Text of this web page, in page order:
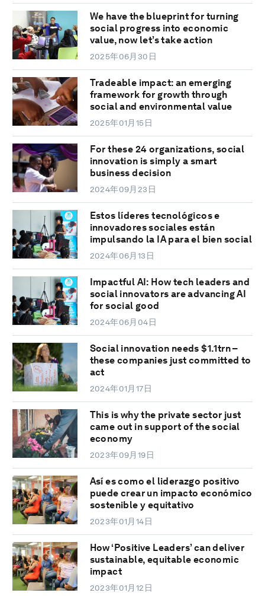
We have the blueprint for turning
social progress into economic
value, now let’s take action
2025年06月30日
Tradeable impact: an emerging
framework for growth through
social and environmental value
2025年01月15日
For these 24 organizations, social
innovation is simply a smart
business decision
2024年09月23日
Estos líderes tecnológicos e
innovadores sociales están
impulsando la IA para el bien social
2024年06月13日
Impactful AI: How tech leaders and
social innovators are advancing AI
for social good
2024年06月04日
Social innovation needs $1.1trn –
these companies just committed to
act
2024年01月17日
This is why the private sector just
came out in support of the social
economy
2023年09月19日
Así es como el liderazgo positivo
puede crear un impacto económico
sostenible y equitativo
2023年01月14日
How ‘Positive Leaders’ can deliver
sustainable, equitable economic
impact
2023年01月12日